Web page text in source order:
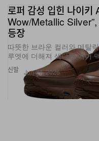
신발
로퍼 감성 입힌 나이
Wow/Metallic
등장
따뜻한 브라운 컬러와 메탈
루엣에 더해져 색다른 에어
Jun 27, 2026